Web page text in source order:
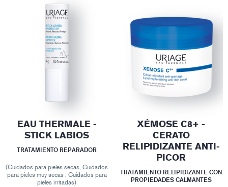
EAU THERMALE -
STICK LABIOS
TRATAMIENTO REPARADOR
(Cuidados para pieles secas, Cuidados
para pieles muy secas , Cuidados para
pieles irritadas)
XÉMOSE C8+ -
CERATO
RELIPIDIZANTE ANTI-
PICOR
TRATAMIENTO RELIPIDIZANTE CON
PROPIEDADES CALMANTES